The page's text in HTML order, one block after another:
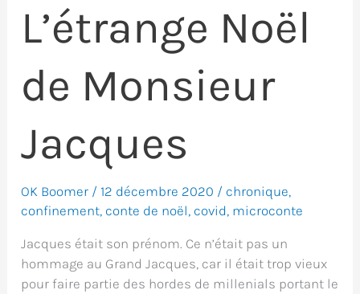
L’étrange Noël
de Monsieur
Jacques
OK Boomer /12 décembre 2020 / chronique,
confinement, conte de noël, covid, microconte
Jacques était son prénom. Ce n’était pas un
hommage au Grand Jacques, car il était trop vieux
pour faire partie des hordes de millenials portant le